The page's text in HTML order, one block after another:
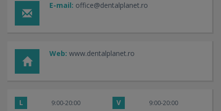
E-mail: office@dentalplanet.ro
Web: www.dentalplanet.ro
L 9:00-20:00 V 9:00-20:00